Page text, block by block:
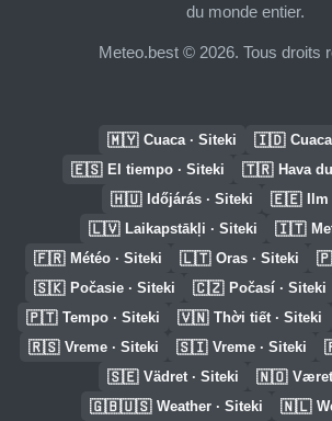
du monde entier.
Meteo.best © 2026. Tous droits
🇲🇾 Cuaca · Siteki 🇮🇩
🇪🇸 El tiempo · Siteki 🇹🇷 Hava
🇭🇺 Időjárás · Siteki 🇪🇪
🇱🇻 Laikapstākļi · Siteki 🇮🇹
🇫🇷 Météo · Siteki 🇱🇹 Oras · Siteki
🇸🇰 Počasie · Siteki 🇨🇿 Počasí · Siteki
🇵🇹 Tempo · Siteki 🇻🇳 Thời tiết · Siteki
🇷🇸 Vreme · Siteki 🇸🇮 Vreme · Siteki
🇸🇪 Vädret · Siteki 🇳🇴
🇬🇧🇺🇸 Weather · Siteki 🇳🇱